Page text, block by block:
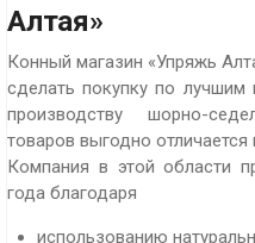
Алтая»
Конный магазин «Упряжь
сделать покупку по лучшим
производству шорно-
товаров выгодно
Компания в этой области
года благодаря
использованию